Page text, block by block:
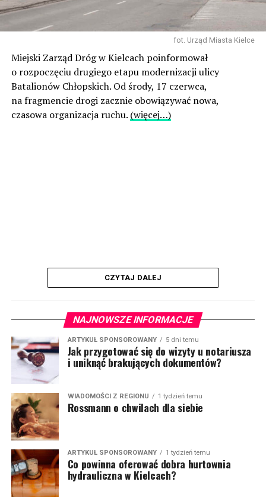
fot. Urząd Miasta Kielce
Miejski Zarząd Dróg w Kielcach poinformował
o rozpoczęciu drugiego etapu modernizacji ulicy
Batalionów Chłopskich. Od środy, 17 czerwca,
na fragmencie drogi zacznie obowiązywać nowa,
czasowa organizacja ruchu. (więcej…)
CZYTAJ DALEJ
NAJNOWSZE INFORMACJE
ARTYKUŁ SPONSOROWANY 5 dni temu
Jak przygotować się do wizyty u notariusza
i uniknąć brakujących dokumentów?
WIADOMOŚCI Z REGIONU 1 tydzień temu
Rossmann o chwilach dla siebie
ARTYKUŁ SPONSOROWANY 1 tydzień temu
Co powinna oferować dobra hurtownia
hydrauliczna w Kielcach?